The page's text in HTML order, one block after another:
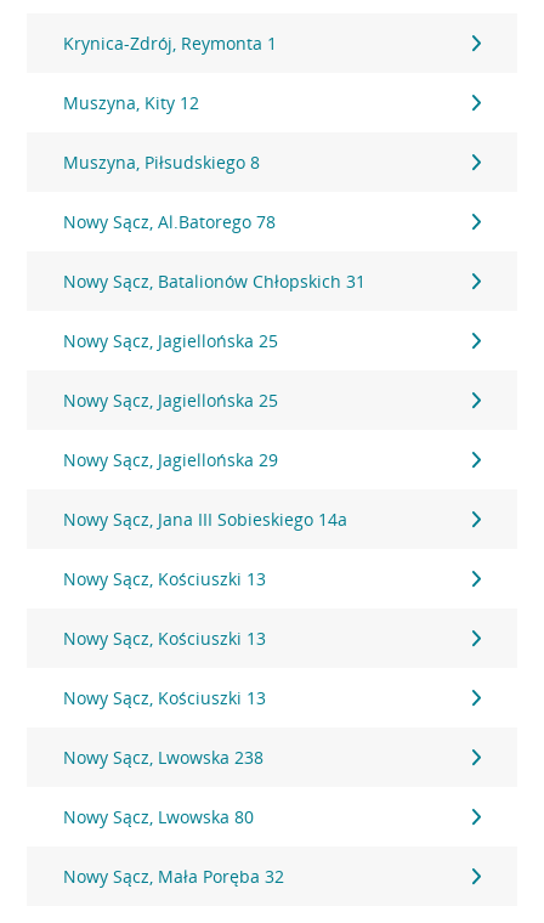
Krynica-Zdrój, Reymonta 1
Muszyna, Kity 12
Muszyna, Piłsudskiego 8
Nowy Sącz, Al.Batorego 78
Nowy Sącz, Batalionów Chłopskich 31
Nowy Sącz, Jagiellońska 25
Nowy Sącz, Jagiellońska 25
Nowy Sącz, Jagiellońska 29
Nowy Sącz, Jana III Sobieskiego 14a
Nowy Sącz, Kościuszki 13
Nowy Sącz, Kościuszki 13
Nowy Sącz, Kościuszki 13
Nowy Sącz, Lwowska 238
Nowy Sącz, Lwowska 80
Nowy Sącz, Mała Poręba 32